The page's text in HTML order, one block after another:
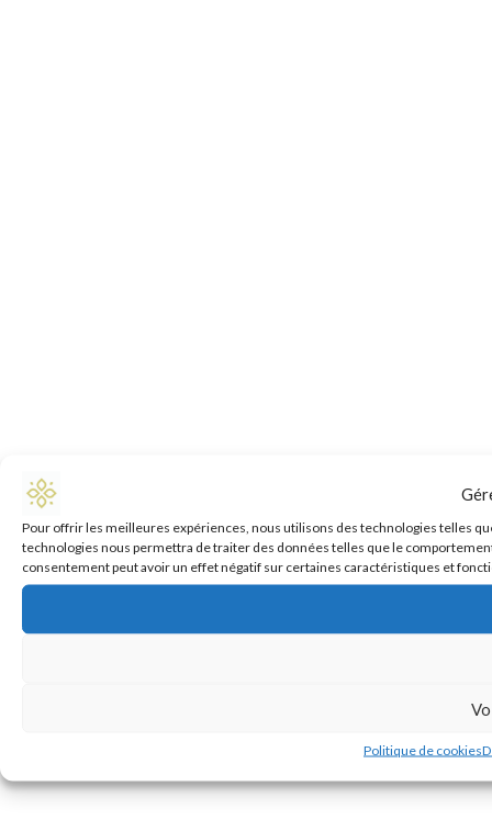
Pour offrir les meilleures expériences, nous utilisons des technologies telles
technologies nous permettra de traiter des données telles que le
consentement peut avoir un effet négatif sur certaines caractéristiques et
Politique de cookies